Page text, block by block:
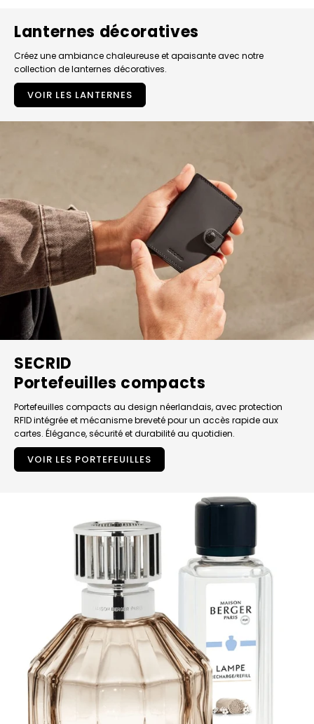
Lanternes décoratives
Créez une ambiance chaleureuse et apaisante avec notre
collection de lanternes décoratives.
VOIR LES LANTERNES
SECRID
Portefeuilles compacts
Portefeuilles compacts au design néerlandais, avec protection
RFID intégrée et mécanisme breveté pour un accès rapide aux
cartes. Élégance, sécurité et durabilité au quotidien.
VOIR LES PORTEFEUILLES